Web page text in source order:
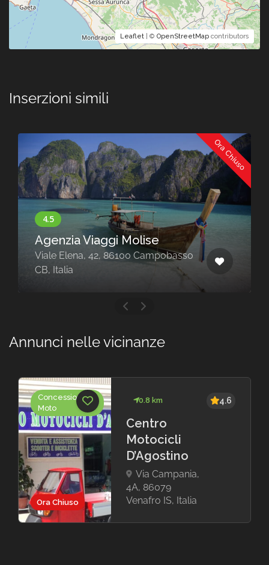
Leaflet | © OpenStreetMap contributors
Inserzioni simili
Ora Chiuso
Agenzia Viaggi Molise
Viale Elena, 42, 86100 Campobasso
CB, Italia
Annunci nelle vicinanze
Ora Chiuso
Concessionarie
Moto
0.8 km
Centro
Motocicli
D’Agostino
Via Campania,
4A, 86079
Venafro IS, Italia
4.6